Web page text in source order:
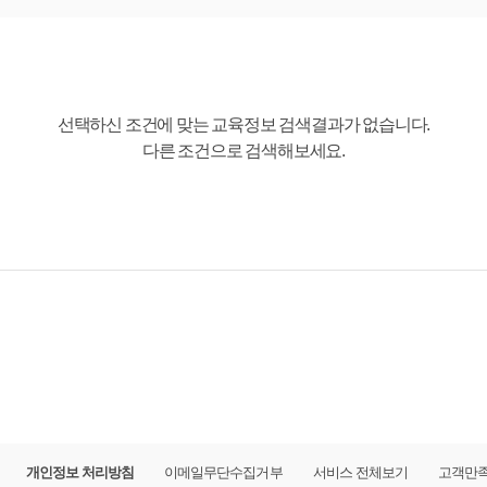
선택하신 조건에 맞는 교육정보 검색결과가 없습니다.
다른 조건으로 검색해보세요.
개인정보 처리방침 이메일무단수집거부 서비스 전체보기 고객만